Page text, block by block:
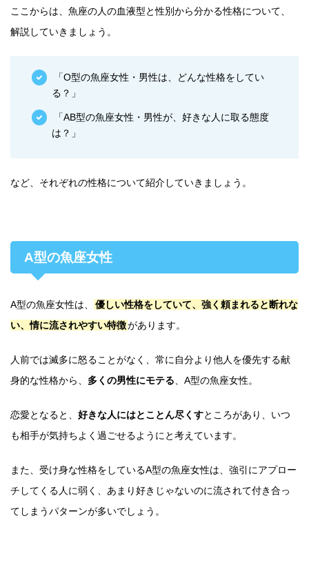
ここからは、魚座の人の血液型と性別から分かる性格について、
解説していきましょう。
「O型の魚座女性・男性は、どんな性格をしてい
る？」
「AB型の魚座女性・男性が、好きな人に取る態度
は？」
など、それぞれの性格について紹介していきましょう。
A型の魚座女性
A型の魚座女性は、
優しい性格をしていて、強く頼まれると断れな
い、情に流されやすい特徴があります。
人前では滅多に怒ることがなく、常に自分より他人を優先する献
身的な性格から、 多くの男性にモテる、A型の魚座女性。
恋愛となると、 好きな人にはとことん尽くすところがあり、いつ
も相手が気持ちよく過ごせるようにと考えています。
また、受け身な性格をしているA型の魚座女性は、強引にアプロー
チしてくる人に弱く、あまり好きじゃないのに流されて付き合っ
てしまうパターンが多いでしょう。